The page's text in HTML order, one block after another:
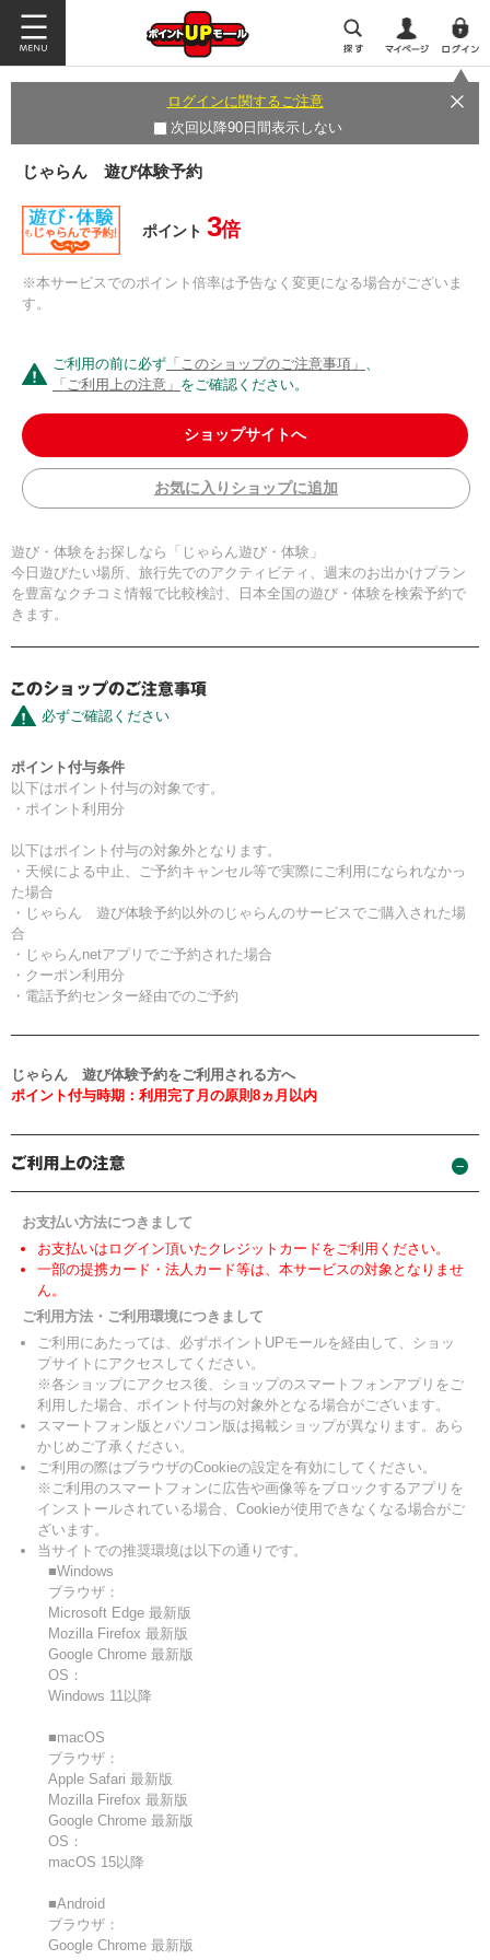
ログインに関するご注意
次回以降90日間表示しない
じゃらん 遊び体験予約
ポイント 3倍
※本サービスでのポイント倍率は予告なく変更になる場合がございま
す。
ご利用の前に必ず 「このショップのご注意事項」 、
「ご利用上の注意」 をご確認ください。
ショップサイトへ
お気に入りショップに追加
遊び・体験をお探しなら「じゃらん遊び・体験」
今日遊びたい場所、旅行先でのアクティビティ、週末のお出かけプラン
を豊富なクチコミ情報で比較検討、日本全国の遊び・体験を検索予約で
きます。
必ずご確認ください
ポイント付与条件
以下はポイント付与の対象です。
・ポイント利用分
以下はポイント付与の対象外となります。
・天候による中止、ご予約キャンセル等で実際にご利用になられなかっ
た場合
・じゃらん 遊び体験予約以外のじゃらんのサービスでご購入された場
合
・じゃらんnetアプリでご予約された場合
・クーポン利用分
・電話予約センター経由でのご予約
じゃらん 遊び体験予約をご利用される方へ
ポイント付与時期：利用完了月の原則8ヵ月以内
お支払い方法につきまして
お支払いはログイン頂いたクレジットカードをご利用ください。
一部の提携カード・法人カード等は、本サービスの対象となりませ
ん。
ご利用方法・ご利用環境につきまして
ご利用にあたっては、必ずポイントUPモールを経由して、ショッ
プサイトにアクセスしてください。
※各ショップにアクセス後、ショップのスマートフォンアプリをご
利用した場合、ポイント付与の対象外となる場合がございます。
スマートフォン版とパソコン版は掲載ショップが異なります。あら
かじめご了承ください。
ご利用の際はブラウザのCookieの設定を有効にしてください。
※ご利用のスマートフォンに広告や画像等をブロックするアプリを
インストールされている場合、Cookieが使用できなくなる場合がご
ざいます。
当サイトでの推奨環境は以下の通りです。
■Windows
ブラウザ：
Microsoft Edge 最新版
Mozilla Firefox 最新版
Google Chrome 最新版
OS：
Windows 11以降
■macOS
ブラウザ：
Apple Safari 最新版
Mozilla Firefox 最新版
Google Chrome 最新版
OS：
macOS 15以降
■Android
ブラウザ：
Google Chrome 最新版